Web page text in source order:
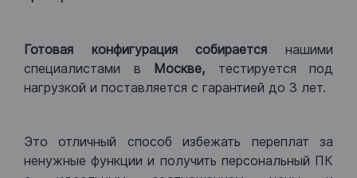
Готовая конфигурация собираетсянашими
специалистами в Москве, тестируется под
нагрузкой и поставляется с гарантией до 3 лет.
Это отличный способ избежать переплат за
ненужные функции и получить персональный ПК